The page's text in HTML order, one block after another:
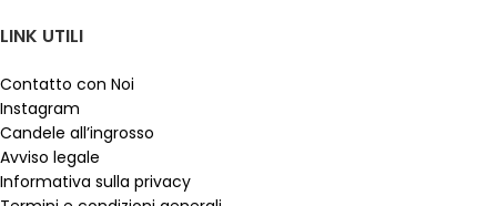
LINK UTILI
Contatto con Noi
Instagram
Candele all’ingrosso
Avviso legale
Informativa sulla privacy